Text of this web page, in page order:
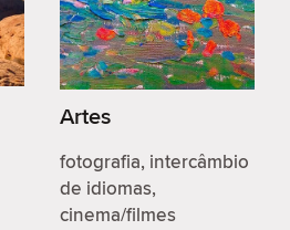
Artes
fotografia, intercâmbio
de idiomas,
cinema/filmes